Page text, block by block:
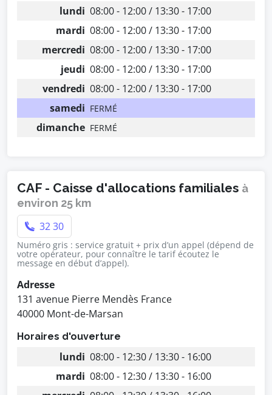
lundi 08:00 - 12:00 / 13:30 - 17:00
mardi 08:00 - 12:00 / 13:30 - 17:00
mercredi 08:00 - 12:00 / 13:30 - 17:00
jeudi 08:00 - 12:00 / 13:30 - 17:00
vendredi 08:00 - 12:00 / 13:30 - 17:00
samedi FERMÉ
dimanche FERMÉ
CAF - Caisse d'allocations familiales à
environ 25 km
32 30
Numéro gris : service gratuit + prix d’un appel (dépend de
votre opérateur, pour connaître le tarif écoutez le
message en début d’appel).
Adresse
131 avenue Pierre Mendès France
40000 Mont-de-Marsan
Horaires d'ouverture
lundi 08:00 - 12:30 / 13:30 - 16:00
mardi 08:00 - 12:30 / 13:30 - 16:00